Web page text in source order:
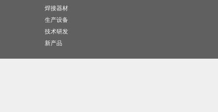
焊接器材
生产设备
技术研发
新产品